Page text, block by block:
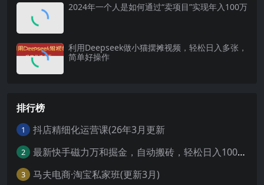
2024年一个人是如何通过“卖项目”实现年入100万
利用Deepseek做小猫摆摊视频，轻松日入多张，
简单好操作
排行榜
1 抖店精细化运营课(26年3月更新
2 最新快手磁力万和掘金，自动搬砖，轻松日入100-200，操作简单
3 马夫电商·淘宝私家班(更新3月)